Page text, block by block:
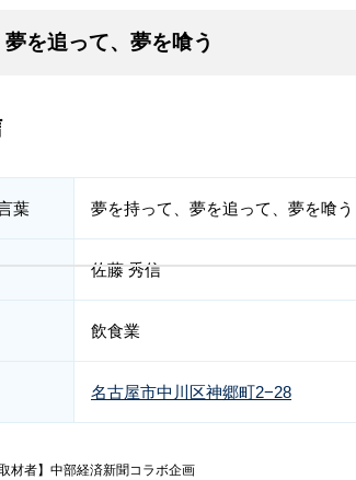
を追って、夢を喰う
葉 夢を持って、夢を追って、夢を喰う
佐藤 秀信
飲食業
名古屋市中川区神郷町2−28
材者】中部経済新聞コラボ企画